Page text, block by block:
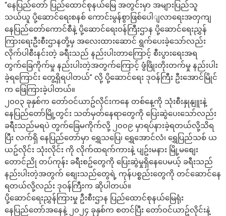
“နေပြည်တော် ပြည်ထောင်စုနယ်မြေ အတွင်းမှာ အများပြည်သူ
သယ်ယူ ပို့ဆောင်ရေးစနစ် ကောင်းမွန်စွာဖြစ်ပေါျလာရေးအတှကျ
နေပြည်တော်ကောင်စီနဲ့ ပို့ဆောင်ရေးဝန်ကြီးဌာန ပို့ဆောင်ရေးညွှန်
ကြားရေးဦးစီးဌာနတို့မှ အလေးထားဆောင် ရွက်ပေးခဲ့သော်လည်း
လိုက်ပါစီးနင်းတဲ့ ခရီးသည် နည်းပါးတာကြောင့် စီးပွားရေးအရ
တွက်ခြေကိုက်မှု နည်းပါးတဲ့အတွက်ကြောင့် ဖွံဖြိုးတိုးတက်မှု နည်းပါး
ခဲ့ရကြောင်း တွေ့ရှိရပါတယ်” လို့ ပို့ဆောင်ရေး ဒုဝန်ကြီး ဦးအောင်မြိုင်
က ဖြေကြားခဲ့ပါတယ်။
၂၀၀၃ ခုနှစ်က တော်ဝင်ယာဥ်လိုင်းကနေ တစ်နေ့ကို သုံးစီးနှုနျူးနဲ့
နေပြည်တော်မြို့တွင်း သတ်မှတ်နေရာတွေကို ပြေးဆွဲပေးသော်လည်း
ခရီးသည်မရပဲ တွက်ခြေမကိုက်လို့ ၂၀၀၉ မှာရပ်နားခဲ့ရတယ်လို့သိရ
ပြီး လက်ရှိ နေပြည်တော်မှာ ရွှေသပြေ၊ ရွှေအောင်လံ၊ ရွှေပြည်သစ် ယ
ယဥ်လိုင်း သုံးလိုင်း ကို လိုက်ထရက်ကားနဲ့ ပျဥ်းမနား မြို့မစျေး
တောင်ညို တပ်ကုန်း ခရီးစဥ်တွေကို ပြေးဆွဲမှုရှိနေပေမယ့် ခရီးသည်
နည်းပါးတဲ့အတွက် စျေးသည်တွေရဲ့ ကုန်ပစ္စည်းတွေကို တင်ဆောင်နေ
ရတယ်လို့လည်း ဒုဝန်ကြီးက ဆိုပါတယ်။
ပို့ဆောင်ရေးညွှန်ကြားမှု ဦးစီးဌာန ပြည်ထောင်စုနယ်မြေရုံး
နေပြည်တော်အနေနဲ့ ၂၀၂၄ ခုနှစ်က စတင်ပြီး တော်ဝင်ယာဥ်လိုင်းနဲ့